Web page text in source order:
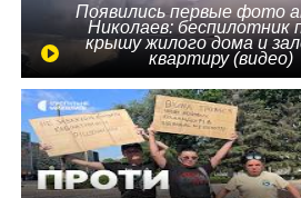
Появились первые фото
Николаев: беспилотник
крышу жилого дома и
квартиру (видео)